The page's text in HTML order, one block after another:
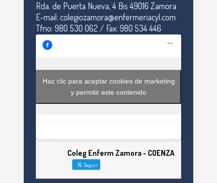
Rda. de Puerta Nueva, 4 Bis 49016 Zamora
E-mail: colegiozamora@enfermeriacyl.com
Tfno: 980 530 062 / Fax: 980 534 446
Haz clic para aceptar cookies de marketing
y permitir este contenido
Coleg Enferm Zamora - COENZA
Seguir